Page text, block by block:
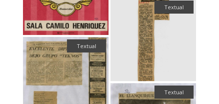
Textual
Textual
Textual